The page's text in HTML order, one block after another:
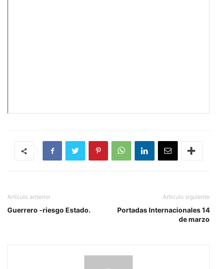
Artículo anterior
Guerrero -riesgo Estado.
Artículo siguiente
Portadas Internacionales 14
de marzo